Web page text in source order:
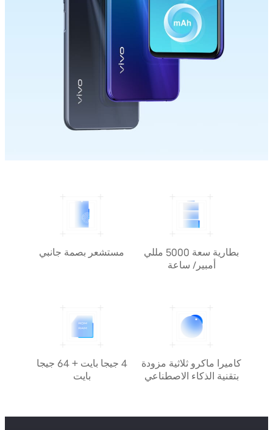
بطارية سعة 5000 مللي
أمبير/ ساعة
مستشعر بصمة جانبي
كاميرا ماكرو ثلاثية مزودة
بتقنية الذكاء الاصطناعي
4 جيجا بايت + 64 جيجا
بايت